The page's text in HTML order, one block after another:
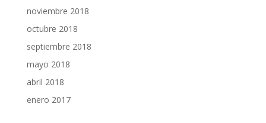
noviembre 2018
octubre 2018
septiembre 2018
mayo 2018
abril 2018
enero 2017